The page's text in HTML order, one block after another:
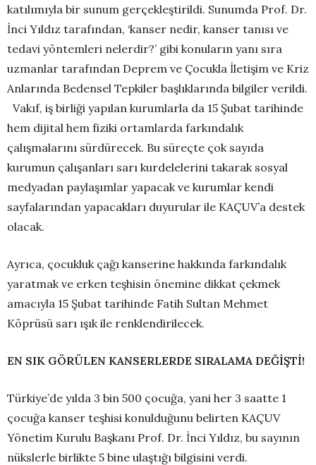
katılımıyla bir sunum gerçekleştirildi. Sunumda Prof. Dr.
İnci Yıldız tarafından, ‘kanser nedir, kanser tanısı ve
tedavi yöntemleri nelerdir?’ gibi konuların yanı sıra
uzmanlar tarafından Deprem ve Çocukla İletişim ve Kriz
Anlarında Bedensel Tepkiler başlıklarında bilgiler verildi.
Vakıf, iş birliği yapılan kurumlarla da 15 Şubat tarihinde
hem dijital hem fiziki ortamlarda farkındalık
çalışmalarını sürdürecek. Bu süreçte çok sayıda
kurumun çalışanları sarı kurdelelerini takarak sosyal
medyadan paylaşımlar yapacak ve kurumlar kendi
sayfalarından yapacakları duyurular ile KAÇUV’a destek
olacak.
Ayrıca, çocukluk çağı kanserine hakkında farkındalık
yaratmak ve erken teşhisin önemine dikkat çekmek
amacıyla 15 Şubat tarihinde Fatih Sultan Mehmet
Köprüsü sarı ışık ile renklendirilecek.
EN SIK GÖRÜLEN KANSERLERDE SIRALAMA DEĞİŞTİ!
Türkiye’de yılda 3 bin 500 çocuğa, yani her 3 saatte 1
çocuğa kanser teşhisi konulduğunu belirten KAÇUV
Yönetim Kurulu Başkanı Prof. Dr. İnci Yıldız, bu sayının
nükslerle birlikte 5 bine ulaştığı bilgisini verdi.